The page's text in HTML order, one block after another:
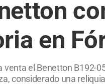
en
el Benetton
considerado una